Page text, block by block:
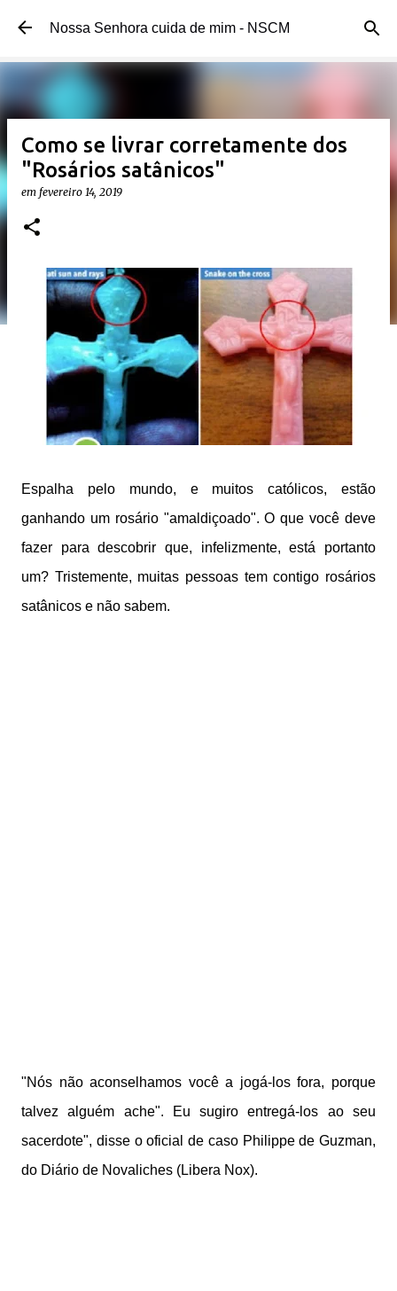
Pular para o conteúdo principal
Nossa Senhora cuida de mim - NSCM
Como se livrar corretamente dos
"Rosários satânicos"
em fevereiro 14, 2019
Espalha pelo mundo, e muitos católicos, estão
ganhando um rosário "amaldiçoado". O que você deve
fazer para descobrir que, infelizmente, está portanto
um? Tristemente, muitas pessoas tem contigo rosários
satânicos e não sabem.
"Nós não aconselhamos você a jogá-los fora, porque
talvez alguém ache". Eu sugiro entregá-los ao seu
sacerdote", disse o oficial de caso Philippe de Guzman,
do Diário de Novaliches (Libera Nox).